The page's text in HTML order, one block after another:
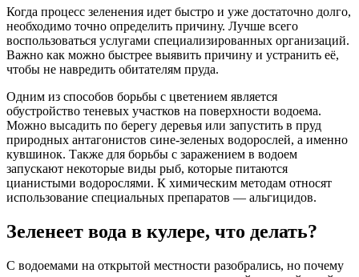
Когда процесс зеленения идет быстро и уже достаточно долго,
необходимо точно определить причину. Лучше всего
воспользоваться услугами специализированных организаций.
Важно как можно быстрее выявить причину и устранить её,
чтобы не навредить обитателям пруда.
Одним из способов борьбы с цветением является
обустройство теневых участков на поверхности водоема.
Можно высадить по берегу деревья или запустить в пруд
природных антагонистов сине-зеленых водорослей, а именно
кувшинок. Также для борьбы с заражением в водоем
запускают некоторые виды рыб, которые питаются
цианистыми водорослями. К химическим методам относят
использование специальных препаратов — альгицидов.
Зеленеет вода в кулере, что делать?
С водоемами на открытой местности разобрались, но почему